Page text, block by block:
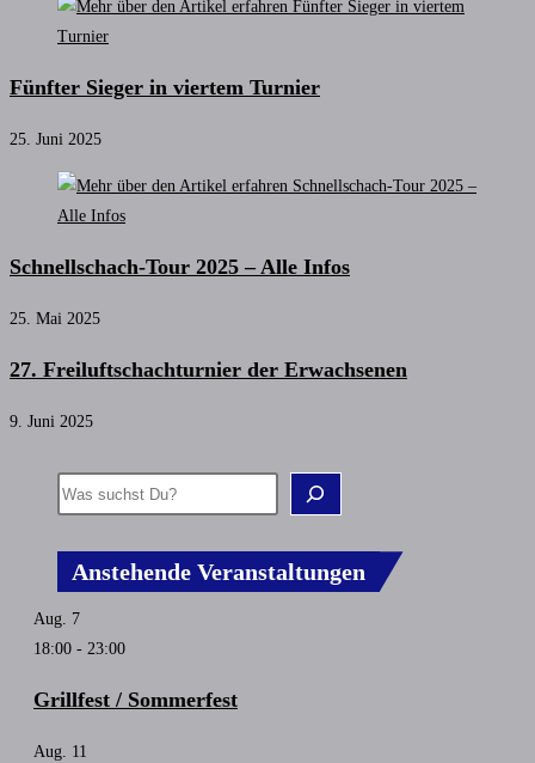
Fünfter Sieger in viertem Turnier
25. Juni 2025
Schnellschach-Tour 2025 – Alle Infos
25. Mai 2025
27. Freiluftschachturnier der Erwachsenen
9. Juni 2025
Anstehende Veranstaltungen
Aug. 7
18:00 - 23:00
Grillfest / Sommerfest
Aug. 11